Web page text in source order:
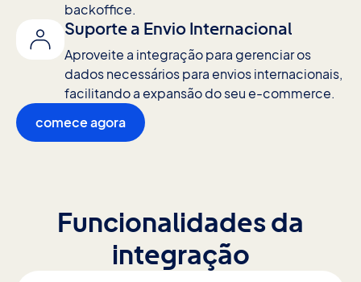
backoffice.
Suporte a Envio Internacional
Aproveite a integração para gerenciar os
dados necessários para envios internacionais,
facilitando a expansão do seu e-commerce.
comece agora
Funcionalidades da
integração